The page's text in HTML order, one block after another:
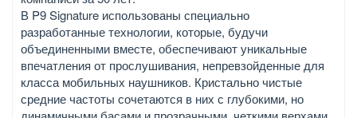
В P9 Signature использованы специально
разработанные технологии, которые, будучи
объединенными вместе, обеспечивают уникальные
впечатления от прослушивания, непревзойденные для
класса мобильных наушников. Кристально чистые
средние частоты сочетаются в них с глубокими, но